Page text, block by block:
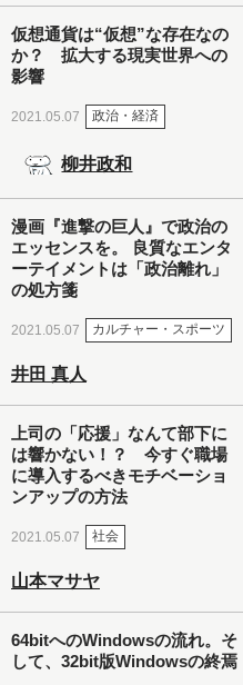
仮想通貨は“仮想”な存在なの
か？ 拡大する現実世界への
影響
2021.05.07 政治・経済
柳井政和
漫画『進撃の巨人』で政治の
エッセンスを。 良質なエンタ
ーテイメントは「政治離れ」
の処方箋
2021.05.07 カルチャー・スポーツ
井田 真人
上司の「応援」なんて部下に
は響かない！？ 今すぐ職場
に導入するべきモチベーショ
ンアップの方法
2021.05.07 社会
山本マサヤ
64bitへのWindowsの流れ。そ
して、32bit版Windowsの終焉